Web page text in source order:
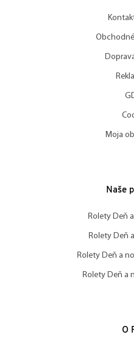
Moja
Naše
Rolety Deň a
Rolety Deň
Rolety Deň a
Rolety Deň a
O